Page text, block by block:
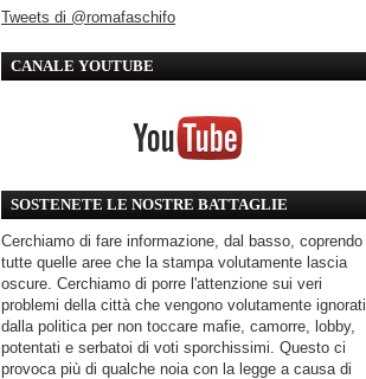
Tweets di @romafaschifo
CANALE YOUTUBE
SOSTENETE LE NOSTRE BATTAGLIE
Cerchiamo di fare informazione, dal basso, coprendo
tutte quelle aree che la stampa volutamente lascia
oscure. Cerchiamo di porre l'attenzione sui veri
problemi della città che vengono volutamente ignorati
dalla politica per non toccare mafie, camorre, lobby,
potentati e serbatoi di voti sporchissimi. Questo ci
provoca più di qualche noia con la legge a causa di